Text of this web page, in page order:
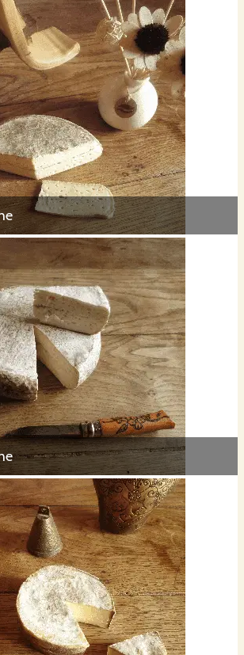
croisée limousine élevés sous la mère nous
une viande fine, de qualité et savoureuse.
et des merguez pur chèvre au printemps et
06 78 23 95 30 et Françoise 06 76 64 02 14
:
gaec.dulasseron.1